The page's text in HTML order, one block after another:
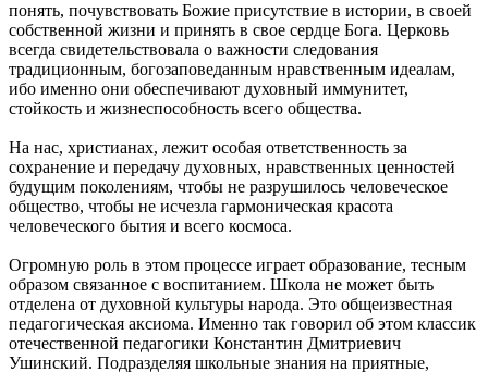
понять, почувствовать Божие присутствие в истории, в своей
собственной жизни и принять в свое сердце Бога. Церковь
всегда свидетельствовала о важности следования
традиционным, богозаповеданным нравственным идеалам,
ибо именно они обеспечивают духовный иммунитет,
стойкость и жизнеспособность всего общества.
На нас, христианах, лежит особая ответственность за
сохранение и передачу духовных, нравственных ценностей
будущим поколениям, чтобы не разрушилось человеческое
общество, чтобы не исчезла гармоническая красота
человеческого бытия и всего космоса.
Огромную роль в этом процессе играет образование, тесным
образом связанное с воспитанием. Школа не может быть
отделена от духовной культуры народа. Это общеизвестная
педагогическая аксиома. Именно так говорил об этом классик
отечественной педагогики Константин Дмитриевич
Ушинский. Подразделяя школьные знания на приятные,